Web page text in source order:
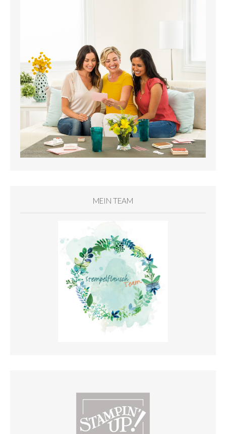
MEIN TEAM